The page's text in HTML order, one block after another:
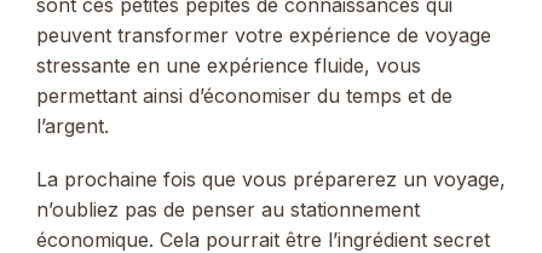
peuvent transformer votre expérience de voyage
stressante en une expérience fluide, vous
permettant ainsi d’économiser du temps et de
l’argent.
La prochaine fois que vous préparerez un voyage,
n’oubliez pas de penser au stationnement
économique. Cela pourrait être l’ingrédient secret